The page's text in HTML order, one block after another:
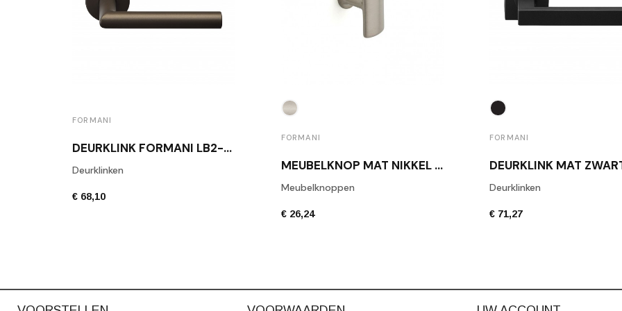
FORMANI
DEURKLINK FORMANI LB2-19 BR BRONS
Deurklinken
€ 68,10
FORMANI
MEUBELKNOP MAT NIKKEL 1929M NS
Meubelknoppen
€ 26,24
FORMANI
Deurklinken
€ 71,27